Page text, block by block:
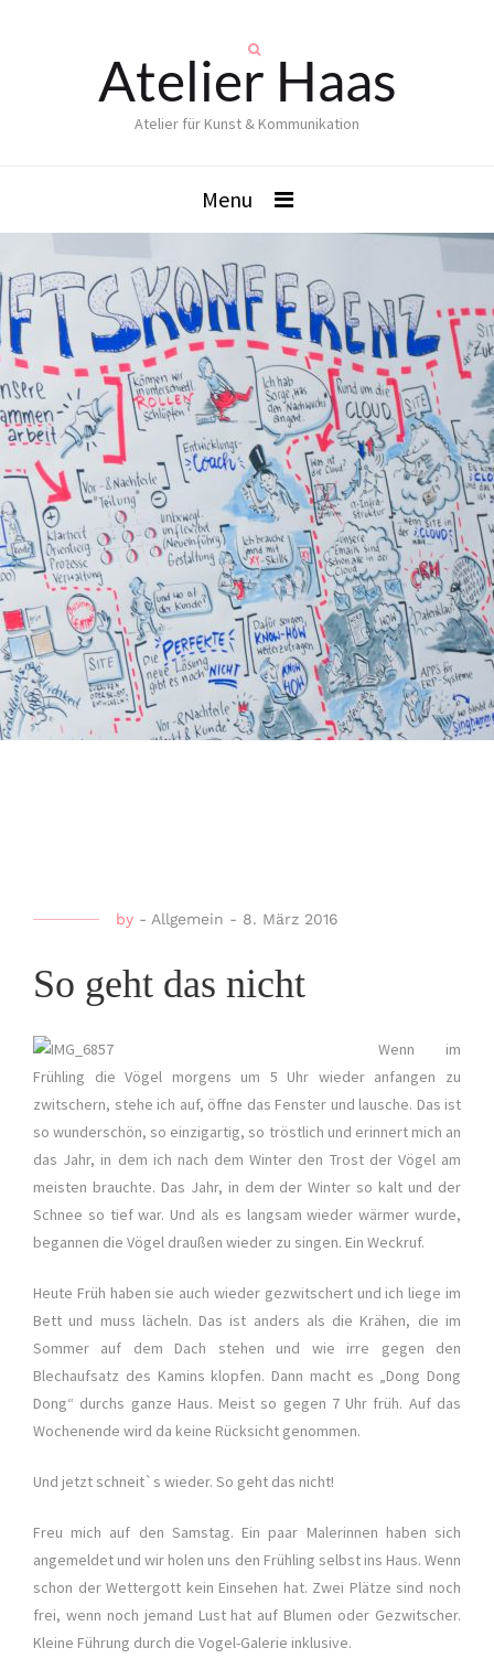
Atelier Haas
Atelier für Kunst & Kommunikation
Menu
by - Allgemein - 8. März 2016
So geht das nicht
Wenn im
Frühling die Vögel morgens um 5 Uhr wieder anfangen zu
zwitschern, stehe ich auf, öffne das Fenster und lausche. Das ist
so wunderschön, so einzigartig, so tröstlich und erinnert mich an
das Jahr, in dem ich nach dem Winter den Trost der Vögel am
meisten brauchte. Das Jahr, in dem der Winter so kalt und der
Schnee so tief war. Und als es langsam wieder wärmer wurde,
begannen die Vögel draußen wieder zu singen. Ein Weckruf.
Heute Früh haben sie auch wieder gezwitschert und ich liege im
Bett und muss lächeln. Das ist anders als die Krähen, die im
Sommer auf dem Dach stehen und wie irre gegen den
Blechaufsatz des Kamins klopfen. Dann macht es „Dong Dong
Dong“ durchs ganze Haus. Meist so gegen 7 Uhr früh. Auf das
Wochenende wird da keine Rücksicht genommen.
Und jetzt schneit`s wieder. So geht das nicht!
Freu mich auf den Samstag. Ein paar Malerinnen haben sich
angemeldet und wir holen uns den Frühling selbst ins Haus. Wenn
schon der Wettergott kein Einsehen hat. Zwei Plätze sind noch
frei, wenn noch jemand Lust hat auf Blumen oder Gezwitscher.
Kleine Führung durch die Vogel-Galerie inklusive.